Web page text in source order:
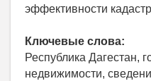
эффективности
Ключевые слова:
Республика Дагестан,
недвижимости,